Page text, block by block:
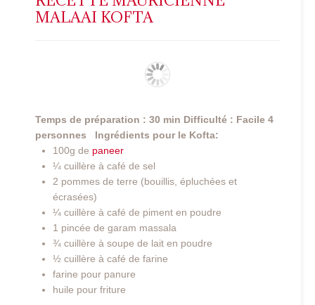
MALAAI KOFTA
Temps de préparation : 30 min Difficulté : Facile 4
personnes
Ingrédients pour le Kofta:
100g de paneer
¼ cuillère à café de sel
2 pommes de terre (bouillis, épluchées et
écrasées)
¼ cuillère à café de piment en poudre
1 pincée de garam massala
¾ cuillère à soupe de lait en poudre
½ cuillère à café de farine
farine pour panure
huile pour friture